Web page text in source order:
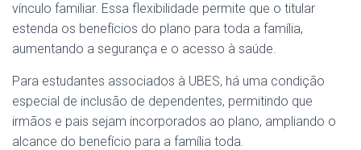
vínculo familiar. Essa flexibilidade permite que o titular
estenda os benefícios do plano para toda a família,
aumentando a segurança e o acesso à saúde​.
Para estudantes associados à UBES, há uma condição
especial de inclusão de dependentes, permitindo que
irmãos e pais sejam incorporados ao plano, ampliando o
alcance do benefício para a família toda.